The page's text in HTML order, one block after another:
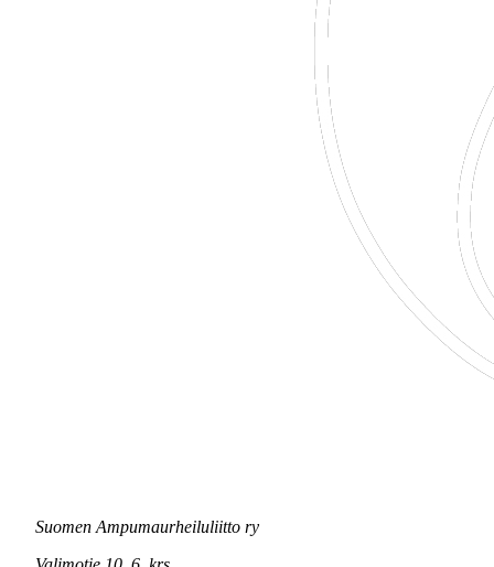
Suomen Ampumaurheiluliitto ry